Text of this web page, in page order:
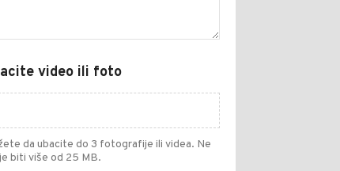
video ili foto
da ubacite do 3 fotografije ili videa. Ne
biti više od 25 MB.